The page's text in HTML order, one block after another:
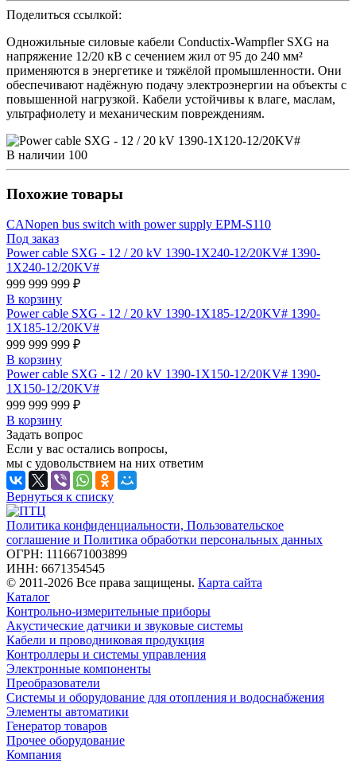
Поделиться ссылкой:
Одножильные силовые кабели Conductix-Wampfler SXG на
напряжение 12/20 кВ с сечением жил от 95 до 240 мм²
применяются в энергетике и тяжёлой промышленности. Они
обеспечивают надёжную подачу электроэнергии на объекты с
повышенной нагрузкой. Кабели устойчивы к влаге, маслам,
ультрафиолету и механическим повреждениям.
В наличии 100
Похожие товары
CANopen bus switch with power supply EPM-S110
Под заказ
Power cable SXG - 12 / 20 kV 1390-1X240-12/20KV# 1390-
1X240-12/20KV#
999 999 999 ₽
В корзину
Power cable SXG - 12 / 20 kV 1390-1X185-12/20KV# 1390-
1X185-12/20KV#
999 999 999 ₽
В корзину
Power cable SXG - 12 / 20 kV 1390-1X150-12/20KV# 1390-
1X150-12/20KV#
999 999 999 ₽
В корзину
Задать вопрос
Если у вас остались вопросы,
мы с удовольствием на них ответим
Вернуться к списку
Политика конфиденциальности, Пользовательское
соглашение и Политика обработки персональных данных
ОГРН: 1116671003899
ИНН: 6671354545
© 2011-2026 Все права защищены. Карта сайта
Каталог
Контрольно-измерительные приборы
Акустические датчики и звуковые системы
Кабели и проводниковая продукция
Контроллеры и системы управления
Электронные компоненты
Преобразователи
Системы и оборудование для отопления и водоснабжения
Элементы автоматики
Генератор товаров
Прочее оборудование
Компания